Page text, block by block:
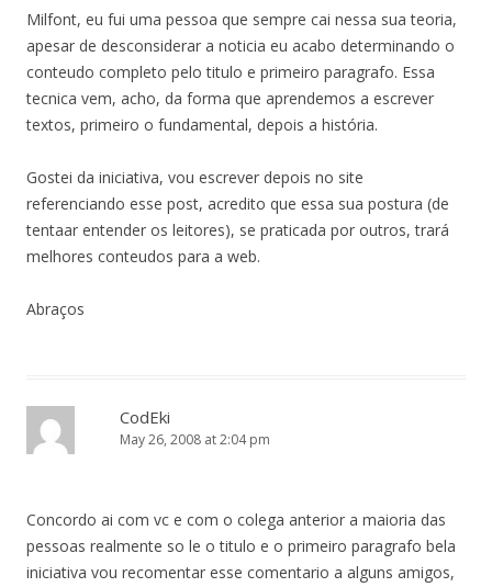
Milfont, eu fui uma pessoa que sempre cai nessa sua teoria,
apesar de desconsiderar a noticia eu acabo determinando o
conteudo completo pelo titulo e primeiro paragrafo. Essa
tecnica vem, acho, da forma que aprendemos a escrever
textos, primeiro o fundamental, depois a história.
Gostei da iniciativa, vou escrever depois no site
referenciando esse post, acredito que essa sua postura (de
tentaar entender os leitores), se praticada por outros, trará
melhores conteudos para a web.
Abraços
CodEki
May 26, 2008 at 2:04 pm
Concordo ai com vc e com o colega anterior a maioria das
pessoas realmente so le o titulo e o primeiro paragrafo bela
iniciativa vou recomentar esse comentario a alguns amigos,